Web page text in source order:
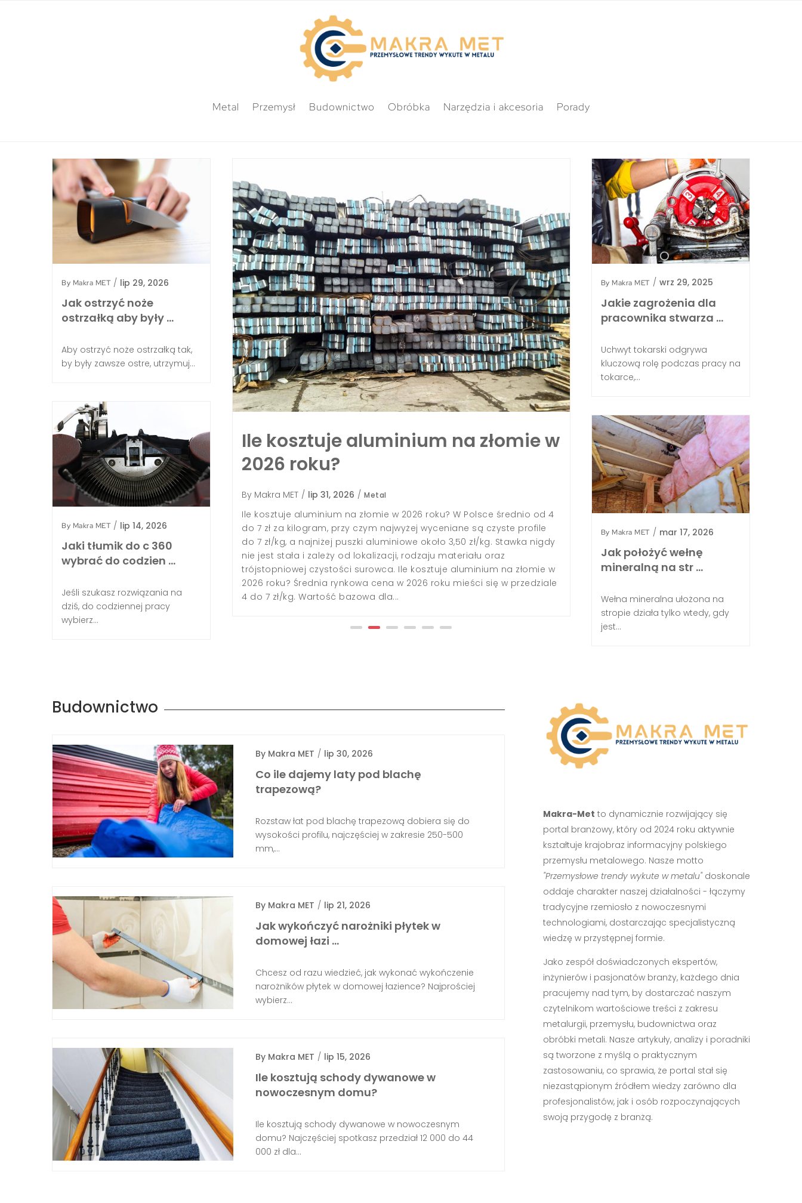
Metal Przemysł Budownictwo Obróbka Narzędzia i akcesoria Porady
By Makra MET / lip 29, 2026
Jak ostrzyć noże
ostrzałką aby były …
Aby ostrzyć noże ostrzałką tak,
by były zawsze ostre, utrzymuj...
By Makra MET / lip 14, 2026
Jaki tłumik do c 360
wybrać do codzien …
Jeśli szukasz rozwiązania na
dziś, do codziennej pracy
wybierz...
znajduje
na stal nierdzewną, czyli stop żelaza
chromu oraz maksymalnie 1,2% węgla.
się odnawia i chroni przed korozją,
się na szerokie zastosowanie w sprzętach
ochronie zdrowia [1][8][10][4][13]. W ostatnich
w budownictwie...
Ile kosztuje aluminium na złomie w
2026 roku?
By Makra MET / lip 31, 2026 / Metal
Ile kosztuje aluminium na złomie w 2026 roku? W Polsce średnio od 4
do 7 zł za kilogram, przy czym najwyżej wyceniane są czyste profile
do 7 zł/kg, a najniżej puszki aluminiowe około 3,50 zł/kg. Stawka nigdy
nie jest stała i zależy od lokalizacji, rodzaju materiału oraz
trójstopniowej czystości surowca. Ile kosztuje aluminium na złomie w
2026 roku? Średnia rynkowa cena w 2026 roku mieści się w przedziale
4 do 7 zł/kg. Wartość bazowa dla...
2026 roku?
ByMakra MET / lip 30, 2026 / Metal
Średnia cena mosiądzu na złomie w Polsce w
orientacyjnie 19,50 zł za kilogram dla
a realne stawki na skupach mieszczą się
przedziale 17–28 zł za kilogram, przy
sięgających 30 zł za kilogram dla
ponieważ w 2026 roku rynek charakteryzuje się
By Makra MET / wrz 29, 2025
Jakie zagrożenia dla
pracownika stwarza …
Uchwyt tokarski odgrywa
kluczową rolę podczas pracy na
tokarce,...
By Makra MET / mar 17, 2026
Jak położyć wełnę
mineralną na str …
Wełna mineralna ułożona na
stropie działa tylko wtedy, gdy
jest...
Budownictwo
By Makra MET / lip 30, 2026
Co ile dajemy laty pod blachę
trapezową?
Rozstaw łat pod blachę trapezową dobiera się do
wysokości profilu, najczęściej w zakresie 250-500
mm,...
By Makra MET / lip 21, 2026
Jak wykończyć narożniki płytek w
domowej łazi …
Chcesz od razu wiedzieć, jak wykonać wykończenie
narożników płytek w domowej łazience? Najprościej
wybierz...
By Makra MET / lip 15, 2026
Ile kosztują schody dywanowe w
nowoczesnym domu?
Ile kosztują schody dywanowe w nowoczesnym
domu? Najczęściej spotkasz przedział 12 000 do 44
000 zł dla...
Makra-Met to dynamicznie rozwijający się
portal branżowy, który od 2024 roku aktywnie
kształtuje krajobraz informacyjny polskiego
przemysłu metalowego. Nasze motto
"Przemysłowe trendy wykute w metalu"doskonale
oddaje charakter naszej działalności - łączymy
tradycyjne rzemiosło z nowoczesnymi
technologiami, dostarczając specjalistyczną
wiedzę w przystępnej formie.
Jako zespół doświadczonych ekspertów,
inżynierów i pasjonatów branży, każdego dnia
pracujemy nad tym, by dostarczać naszym
czytelnikom wartościowe treści z zakresu
metalurgii, przemysłu, budownictwa oraz
obróbki metali. Nasze artykuły, analizy i poradniki
są tworzone z myślą o praktycznym
zastosowaniu, co sprawia, że portal stał się
niezastąpionym źródłem wiedzy zarówno dla
profesjonalistów, jak i osób rozpoczynających
swoją przygodę z branżą.